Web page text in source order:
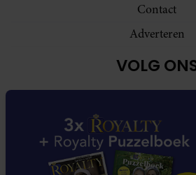
Contact
Adverteren
VOLG
Royalty participeert in diverse affiliate marketing